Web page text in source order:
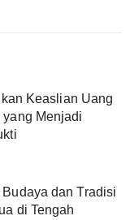
Keaslian Uang
yang Menjadi
dan Tradisi
di Tengah